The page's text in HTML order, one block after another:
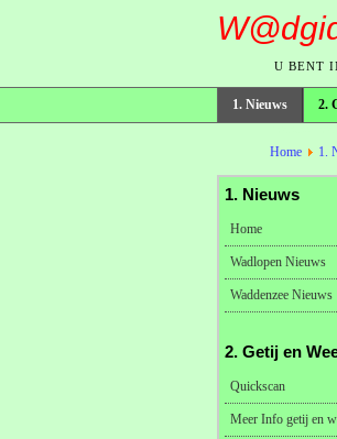
U BENT
1. Nieuws 2.
Home 1.
1. Nieuws
Home
Wadlopen Nieuws
Waddenzee Nieuws
2. Getij en
Quickscan
Meer Info getij en